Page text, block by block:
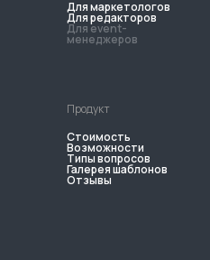
Продукт
Для маркетологов
Для редакторов
Для event-
менеджеров
Стоимость
Возможности
Типы вопросов
Галерея шаблонов
Отзывы